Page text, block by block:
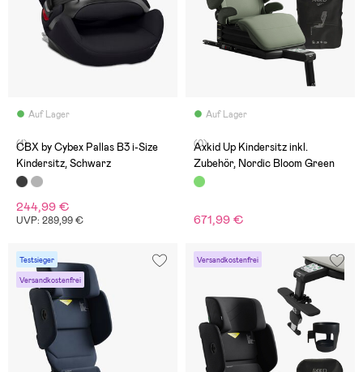
Auf Lager
(1)
CBX by Cybex Pallas B3 i-Size
Kindersitz, Schwarz
244,99 €
UVP: 289,99 €
Auf Lager
(0)
Axkid Up Kindersitz inkl.
Zubehör, Nordic Bloom Green
671,99 €
Testsieger
Versandkostenfrei
Versandkostenfrei